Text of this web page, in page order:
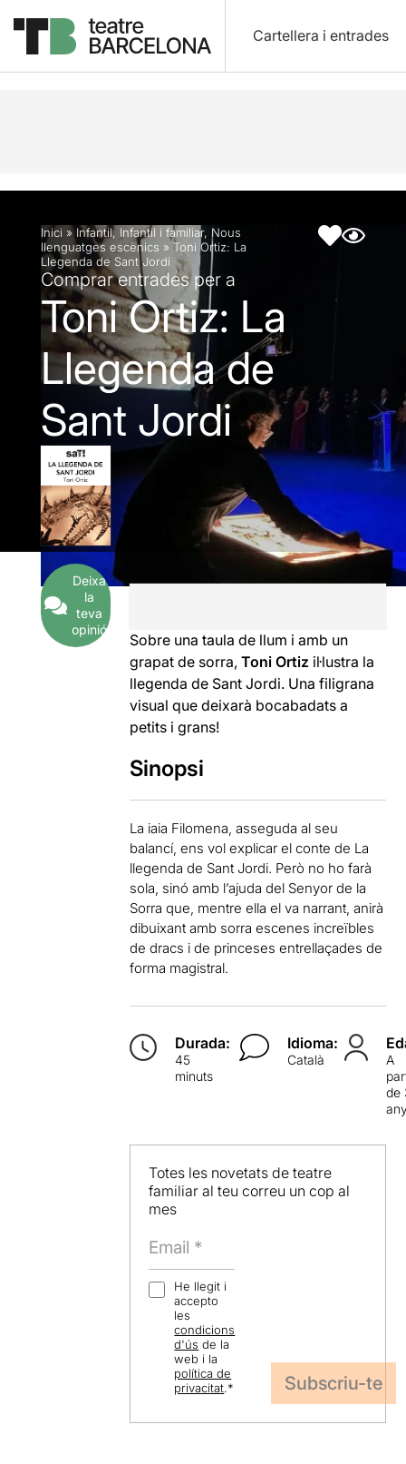
Cartellera i entrades
Descripció Fitxa artística Fotos i vídeos
Inici » Infantil, Infantil i familiar, Nous
llenguatges escènics » Toni Ortiz: La
Llegenda de Sant Jordi
Comprar entrades per a
Toni Ortiz: La
Llegenda de
Sant Jordi
Deixa
la
teva
opinió
Sobre una taula de llum i amb un
grapat de sorra,Toni Ortiz il·lustra la
llegenda de Sant Jordi. Una filigrana
visual que deixarà bocabadats a
petits i grans!
Sinopsi
La iaia Filomena, asseguda al seu
balancí, ens vol explicar el conte de La
llegenda de Sant Jordi. Però no ho farà
sola, sinó amb l’ajuda del Senyor de la
Sorra que, mentre ella el va narrant, anirà
dibuixant amb sorra escenes increïbles
de dracs i de princeses entrellaçades de
forma magistral.
Durada:
45
minuts
Idioma:
Català
A
de
Totes les novetats de teatre
familiar al teu correu un cop al
mes
He llegit i
accepto
les
condicions
d'ús de la
web i la
política de
privacitat.*